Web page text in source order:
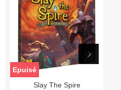
Slay The Spire
Epuisé